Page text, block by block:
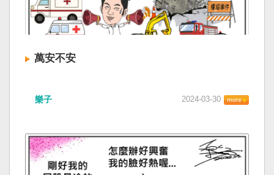
萬安不安
樂子 2024-03-30